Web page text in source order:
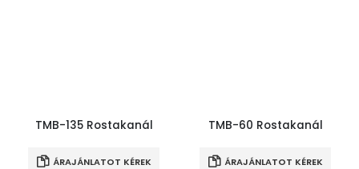
TMB-135 Rostakanál
ÁRAJÁNLATOT KÉREK
TMB-60 Rostakanál
ÁRAJÁNLATOT KÉREK